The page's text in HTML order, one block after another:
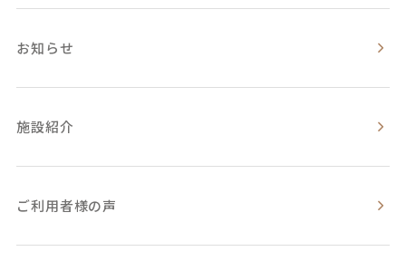
お知らせ
施設紹介
ご利用者様の声